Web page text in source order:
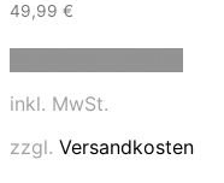
49,99 €
auf.
inkl. MwSt.
zzgl. Versandkosten